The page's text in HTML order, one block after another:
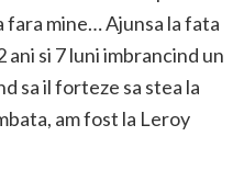
fara mine… Ajunsa la fata
ani si 7 luni imbrancind un
sa il forteze sa stea la
am fost la Leroy